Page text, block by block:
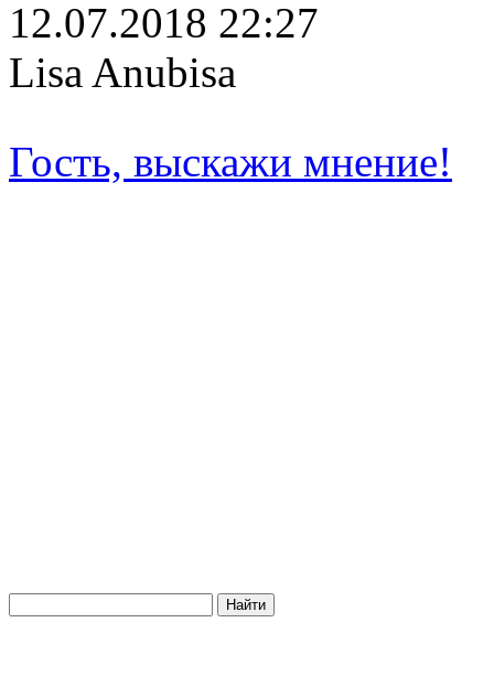
12.07.2018 22:27
Lisa Anubisa
Гость, выскажи мнение!